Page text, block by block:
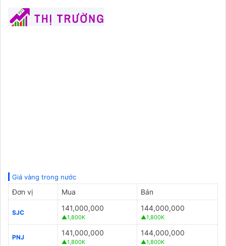
Giá vàng trong nước
Đơn vị Mua Bán
SJC
141,000,000
▲1,800K
144,000,000
▲1,800K
PNJ
141,000,000
▲1,800K
144,000,000
▲1,800K